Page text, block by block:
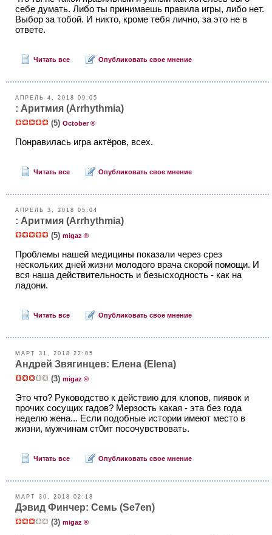
себе думать. Либо ты принимаешь правила игры, либо нет.
Выбор за тобой. И никто, кроме тебя лично, за это не в
ответе.
Читать все Опубликовать свое мнение
АПРЕЛЬ 4, 2018 09:05
: Аритмия (Arrhythmia)
(5) October ®
Понравилась игра актёров, всех.
Читать все Опубликовать свое мнение
АПРЕЛЬ 3, 2018 05:04
: Аритмия (Arrhythmia)
(5) migaz ®
Проблемы нашей медицины показали через срез
нескольких дней жизни молодого врача скорой помощи. И
вся наша действительность и безысходность - как на
ладони.
Читать все Опубликовать свое мнение
МАРТ 31, 2018 22:05
Андрей Звягинцев: Елена (Elena)
(3) migaz ®
Это что? Руководство к действию для клопов, пиявок и
прочих сосущих гадов? Мерзость какая - эта без года
неделю жена... Если подобные истории имеют место в
жизни, мужчинам ст0ит посочувствовать.
Читать все Опубликовать свое мнение
МАРТ 30, 2018 02:18
Дэвид Финчер: Семь (Se7en)
(3) migaz ®